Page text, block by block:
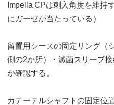
Impella CPは刺入角度を維持
にガーゼが当たっている）
留置用シースの固定リング（
側の2か所）・滅菌スリーブ
か確認する。
カテーテルシャフトの固定位